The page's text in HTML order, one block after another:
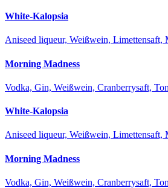
White-Kalopsia
Aniseed liqueur, Weißwein, Limettensaft,
Morning Madness
Vodka, Gin, Weißwein, Cranberrysaft,
White-Kalopsia
Aniseed liqueur, Weißwein, Limettensaft,
Morning Madness
Vodka, Gin, Weißwein, Cranberrysaft,